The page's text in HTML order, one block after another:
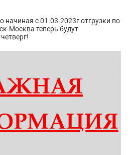
начиная с 01.03.2023г отгрузки по
Москва теперь будут